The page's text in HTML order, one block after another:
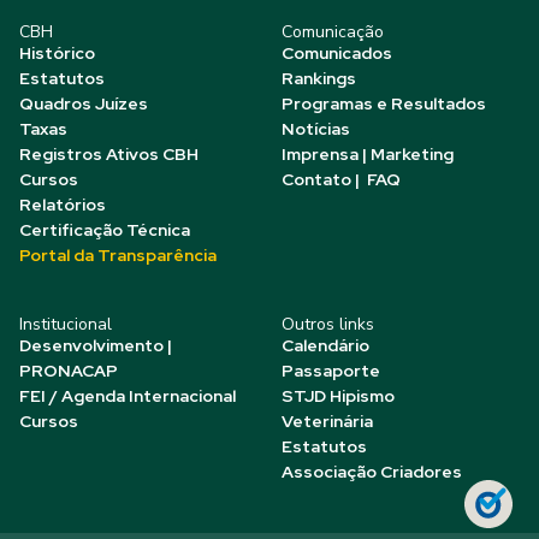
CBH
Histórico
Estatutos
Quadros Juízes
Taxas
Registros Ativos CBH
Cursos
Relatórios
Certificação Técnica
Portal da Transparência
Comunicação
Comunicados
Rankings
Programas e Resultados
Notícias
Imprensa | Marketing
Contato | FAQ
Institucional
Desenvolvimento |
PRONACAP
FEI / Agenda Internacional
Cursos
Outros links
Calendário
Passaporte
STJD Hipismo
Veterinária
Estatutos
Associação Criadores